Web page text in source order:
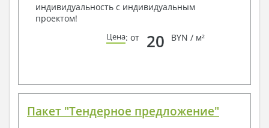
индивидуальность с индивидуальным
проектом!
Цена: от 20 BYN / м²
Пакет "Тендерное предложение"